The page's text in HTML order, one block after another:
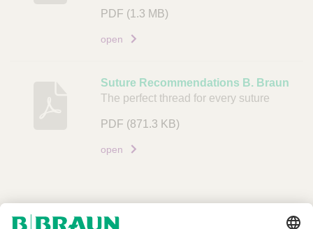
m
n
L
n
PDF (1.3 MB)
open
Suture Recommendations B. Braun
The perfect thread for every suture
PDF (871.3 KB)
open